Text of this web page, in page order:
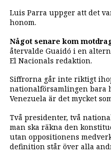
Luis Parra uppger att det
honom.
Något senare kom
återvalde Guaidó i en
El Nacionals redaktion.
Siffrorna går inte riktigt
nationalförsamlingen bara
Venezuela är det mycket
Två presidenter, två
man ska räkna den
utan oppositionens
definition står över alla